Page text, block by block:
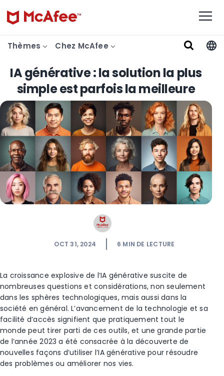
Thèmes Chez McAfee
IA générative : la solution la plus
simple est parfois la meilleure
OCT 31, 2024 6 MIN DE LECTURE
La croissance explosive de l’IA générative suscite de
nombreuses questions et considérations, non seulement
dans les sphères technologiques, mais aussi dans la
société en général. L’avancement de la technologie et sa
facilité d’accès signifient que pratiquement tout le
monde peut tirer parti de ces outils, et une grande partie
de l’année 2023 a été consacrée à la découverte de
nouvelles façons d’utiliser l’IA générative pour résoudre
des problèmes ou améliorer nos vies.